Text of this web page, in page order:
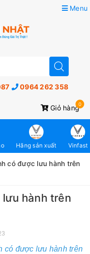
Menu
0964 262 358
Giỏ hàng0
Hãng sản xuất Vinfast
có được lưu hành trên
hành trên
có được lưu hành trên